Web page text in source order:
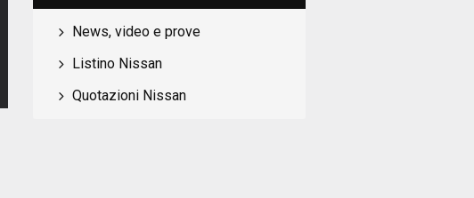
News, video e prove
Listino Nissan
Quotazioni Nissan